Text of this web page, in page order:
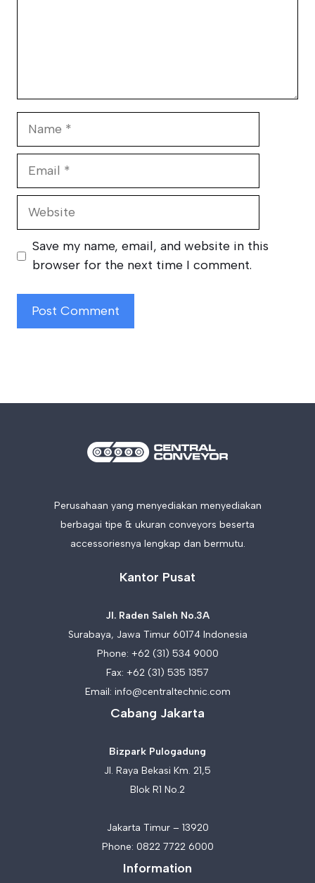
Website
Save my name, email, and website in this
browser for the next time I comment.
Perusahaan yang menyediakan menyediakan
berbagai tipe & ukuran conveyors beserta
accessoriesnya lengkap dan bermutu.
Kantor Pusat
Jl. Raden Saleh No.3A
Surabaya, Jawa Timur 60174 Indonesia
Phone: +62 (31) 534 9000
Fax: +62 (31) 535 1357
Email: info@centraltechnic.com
Cabang Jakarta
Bizpark Pulogadung
Jl. Raya Bekasi Km. 21,5
Blok R1 No.2
Jakarta Timur – 13920
Phone: 0822 7722 6000
Information